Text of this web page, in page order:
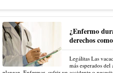
¿Enfermo
derechos
Legálitas Las
más esperados